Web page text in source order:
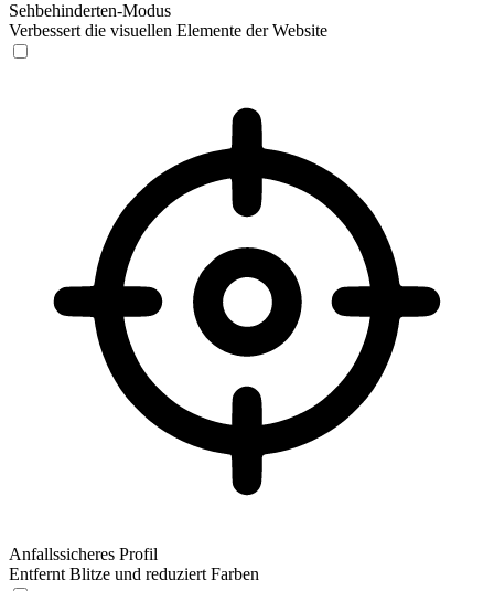
Sehbehinderten-Modus
Verbessert die visuellen Elemente der Website
Anfallssicheres Profil
Entfernt Blitze und reduziert Farben